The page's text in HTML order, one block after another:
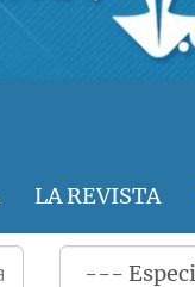
LA REVISTA